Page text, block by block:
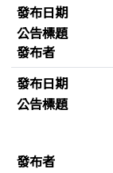
發布日期
公告標題
發布者
發布日期
公告標題
發布者